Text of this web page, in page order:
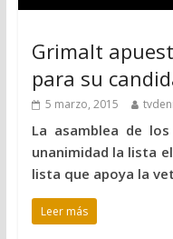
Grimalt
para su
5 marzo, 2015
La asamblea de
unanimidad la lista
lista que apoya la
Leer más